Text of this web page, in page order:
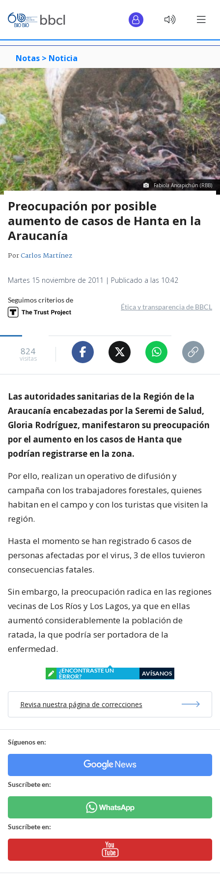
Notas > Noticia
Fabiola Ancapichún (RBB)
Preocupación por posible
aumento de casos de Hanta en la
Araucanía
PorCarlos Martínez
Martes 15 noviembre de 2011 | Publicado a las 10:42
Seguimos criterios de
Ética y transparencia de BBCL
824
visitas
Las autoridades sanitarias de la Región de la
Araucanía encabezadas por la Seremi de Salud,
Gloria Rodríguez, manifestaron su preocupación
por el aumento en los casos de Hanta que
podrían registrarse en la zona.
Por ello, realizan un operativo de difusión y
campaña con los trabajadores forestales, quienes
habitan en el campo y con los turistas que visiten la
región.
Hasta el momento se han registrado 6 casos de
personas afectadas por el virus, 3 de ellos tuvieron
consecuencias fatales.
Sin embargo, la preocupación radica en las regiones
vecinas de Los Ríos y Los Lagos, ya que en ellas
aumentó considerablemente la población de
ratada, la que podría ser portadora de la
enfermedad.
¿ENCONTRASTE UN
ERROR?
AVÍSANOS
Revisa nuestra página de correcciones
Síguenos en:
Suscríbete en:
Suscríbete en: